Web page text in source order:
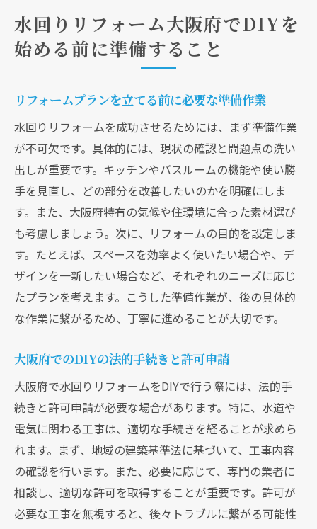
水回りリフォーム大阪府でDIYを
始める前に準備すること
リフォームプランを立てる前に必要な準備作業
水回りリフォームを成功させるためには、まず準備作業
が不可欠です。具体的には、現状の確認と問題点の洗い
出しが重要です。キッチンやバスルームの機能や使い勝
手を見直し、どの部分を改善したいのかを明確にしま
す。また、大阪府特有の気候や住環境に合った素材選び
も考慮しましょう。次に、リフォームの目的を設定しま
す。たとえば、スペースを効率よく使いたい場合や、デ
ザインを一新したい場合など、それぞれのニーズに応じ
たプランを考えます。こうした準備作業が、後の具体的
な作業に繋がるため、丁寧に進めることが大切です。
大阪府でのDIYの法的手続きと許可申請
大阪府で水回りリフォームをDIYで行う際には、法的手
続きと許可申請が必要な場合があります。特に、水道や
電気に関わる工事は、適切な手続きを経ることが求めら
れます。まず、地域の建築基準法に基づいて、工事内容
の確認を行います。また、必要に応じて、専門の業者に
相談し、適切な許可を取得することが重要です。許可が
必要な工事を無視すると、後々トラブルに繋がる可能性